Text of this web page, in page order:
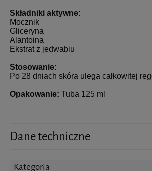
Składniki aktywne:
Mocznik
Gliceryna
Alantoina
Ekstrat z jedwabiu
Stosowanie:
Po 28 dniach skóra ulega całkowitej
Opakowanie: Tuba 125 ml
Dane techniczne
Kategoria